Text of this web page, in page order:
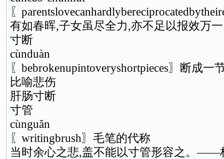
〖
有如春晖,子女虽尽全力,亦不足以报效万一
寸断
cùnduàn
〖bebrokenupintoveryshortpieces〗断成
比喻悲伤
肝肠寸断
寸管
cùnguǎn
〖writingbrush〗毛笔的代称
当时余心之悲,盖不能以寸管形容之。——